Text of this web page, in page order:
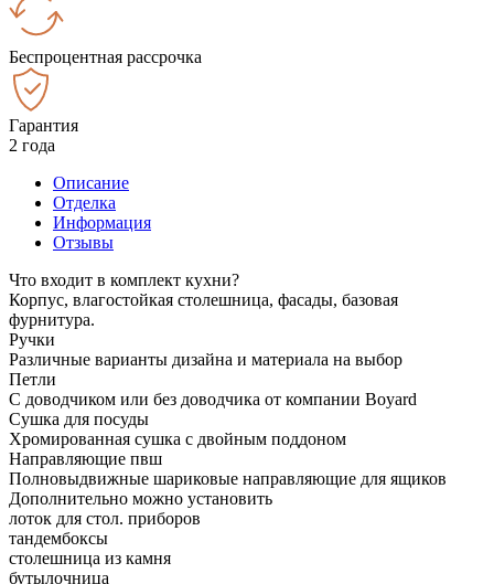
Беспроцентная рассрочка
Гарантия
2 года
Описание
Отделка
Информация
Отзывы
Что входит в комплект кухни?
Корпус, влагостойкая столешница, фасады, базовая
фурнитура.
Ручки
Различные варианты дизайна и материала на выбор
Петли
С доводчиком или без доводчика от компании Boyard
Сушка для посуды
Хромированная сушка с двойным поддоном
Направляющие пвш
Полновыдвижные шариковые направляющие для ящиков
Дополнительно можно установить
лоток для стол. приборов
тандембоксы
столешница из камня
бутылочница